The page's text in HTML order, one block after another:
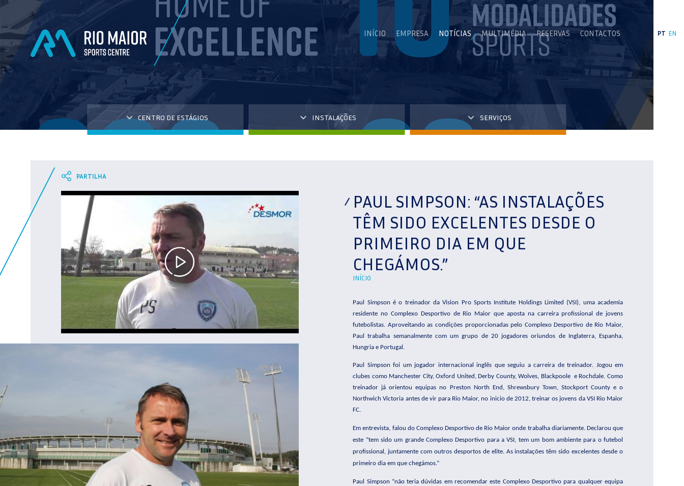
INÍCIO EMPRESA NOTÍCIAS MULTIMÉDIA RESERVAS CONTACTOS PT EN
CENTRO DE ESTÁGIOS INSTALAÇÕES SERVIÇOS
PAUL SIMPSON: “AS INSTALAÇÕES
TÊM SIDO EXCELENTES DESDE O
PRIMEIRO DIA EM QUE
CHEGÁMOS.”
INÍCIO
Paul Simpson é o treinador da Vision Pro Sports Institute Holdings Limited (VSI), uma academia
residente no Complexo Desportivo de Rio Maior que aposta na carreira profissional de jovens
futebolistas. Aproveitando as condições proporcionadas pelo Complexo Desportivo de Rio Maior,
Paul trabalha semanalmente com um grupo de 20 jogadores oriundos de Inglaterra, Espanha,
Hungria e Portugal.
Paul Simpson foi um jogador internacional inglês que seguiu a carreira de treinador. Jogou em
clubes como Manchester City, Oxford United, Derby County, Wolves, Blackpoolee Rochdale. Como
treinador já orientou equipas no Preston North End, Shrewsbury Town, Stockport County e o
Northwich Victoria antes de vir para Rio Maior, no inicio de 2012, treinar os jovens da VSI Rio Maior
FC.
Em entrevista, falou do Complexo Desportivo de Rio Maior onde trabalha diariamente. Declarou que
este “tem sido um grande Complexo Desportivo para a VSI, tem um bom ambiente para o futebol
profissional, juntamente com outros desportos de elite. As instalações têm sido excelentes desde o
primeiro dia em que chegámos.”
Paul Simpson “não teria dúvidas em recomendar este Complexo Desportivo para qualquer equipa